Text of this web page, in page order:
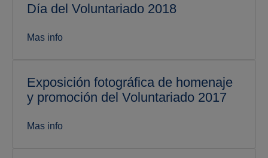
Día del Voluntariado 2018
Mas info
Exposición fotográfica de homenaje
y promoción del Voluntariado 2017
Mas info